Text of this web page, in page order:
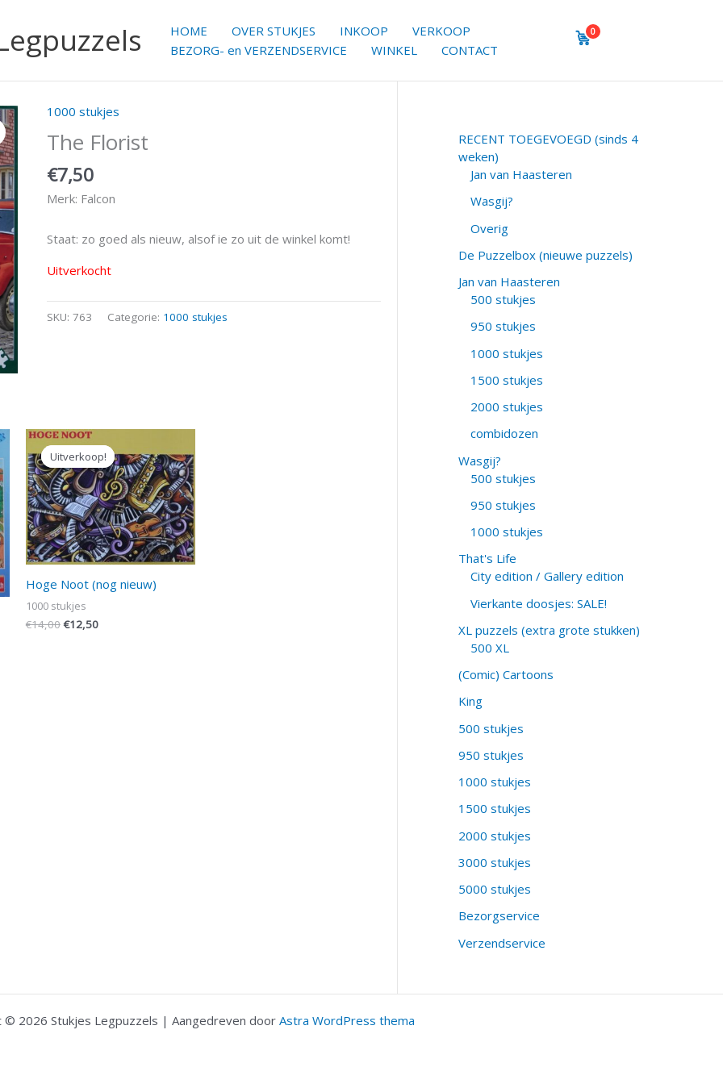
HOME OVER STUKJES INKOOP
VERKOOP
BEZORG- en VERZENDSERVICE
WINKEL CONTACT
0
1000 stukjes
The Florist
€7,50
Merk: Falcon
Staat: zo goed als nieuw, alsof ie zo uit de winkel komt!
Uitverkocht
SKU: 763 Categorie: 1000 stukjes
Uitverkoop!
Uitverkoop!
Hoge Noot (nog nieuw)
1000 stukjes
€14,00
Oorspronkelijke
prijs
was:
€14,00.
€12,50
prijs
is:
€12,50.
RECENT TOEGEVOEGD (sinds 4
weken)
Jan van Haasteren
Wasgij?
Overig
De Puzzelbox (nieuwe puzzels)
Jan van Haasteren
500 stukjes
950 stukjes
1000 stukjes
1500 stukjes
2000 stukjes
combidozen
Wasgij?
500 stukjes
950 stukjes
1000 stukjes
That's Life
City edition / Gallery edition
Vierkante doosjes: SALE!
XL puzzels (extra grote stukken)
500 XL
(Comic) Cartoons
King
500 stukjes
950 stukjes
1000 stukjes
1500 stukjes
2000 stukjes
3000 stukjes
5000 stukjes
Bezorgservice
Verzendservice
© 2026 Stukjes Legpuzzels | Aangedreven doorAstra WordPress thema